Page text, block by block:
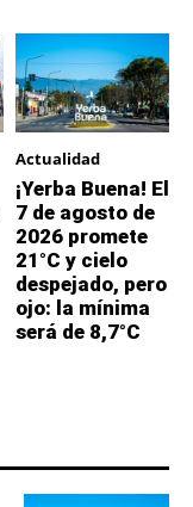
Actualidad
¡Yerba Buena! El
7 de agosto de
2026 promete
21°C y cielo
despejado, pero
ojo: la mínima
será de 8,7°C